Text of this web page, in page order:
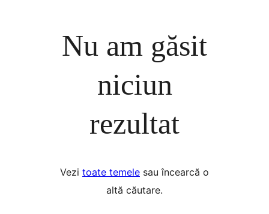
Nu am găsit
niciun
rezultat
Vezi toate temele sau încearcă o
altă căutare.